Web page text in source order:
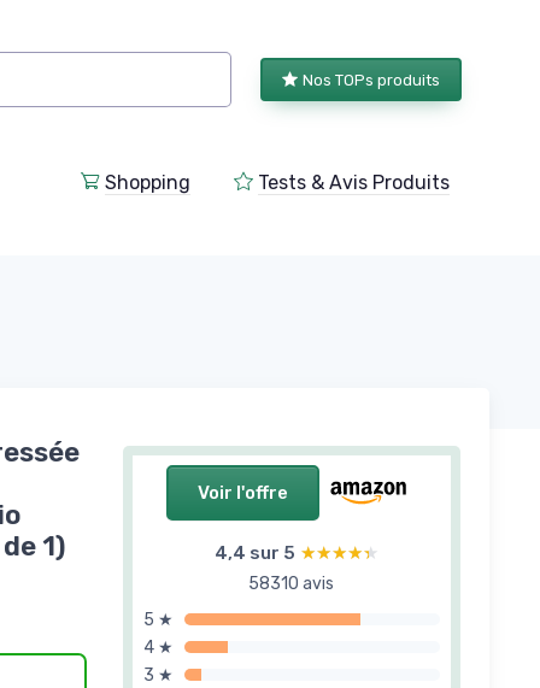
Nos TOPs produits
Shopping Tests & Avis Produits
Voir l'offre
4,4 sur 5 ★★★★★
★★★★★
58310 avis
5 ★
4 ★
3 ★
1)